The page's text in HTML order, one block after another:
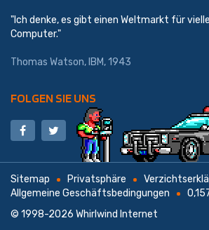
"Ich denke, es gibt einen Weltmarkt für
Computer."
Thomas Watson,IBM, 1943
FOLGEN SIE UNS
Sitemap Privatsphäre
Allgemeine Geschäftsbedingungen
© 1998-2026 Whirlwind Internet